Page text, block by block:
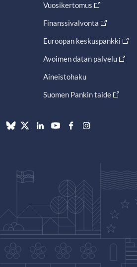
Vuosikertomus
Finanssivalvonta
Euroopan keskuspankki
Avoimen datan palvelu
Aineistohaku
Suomen Pankin taide